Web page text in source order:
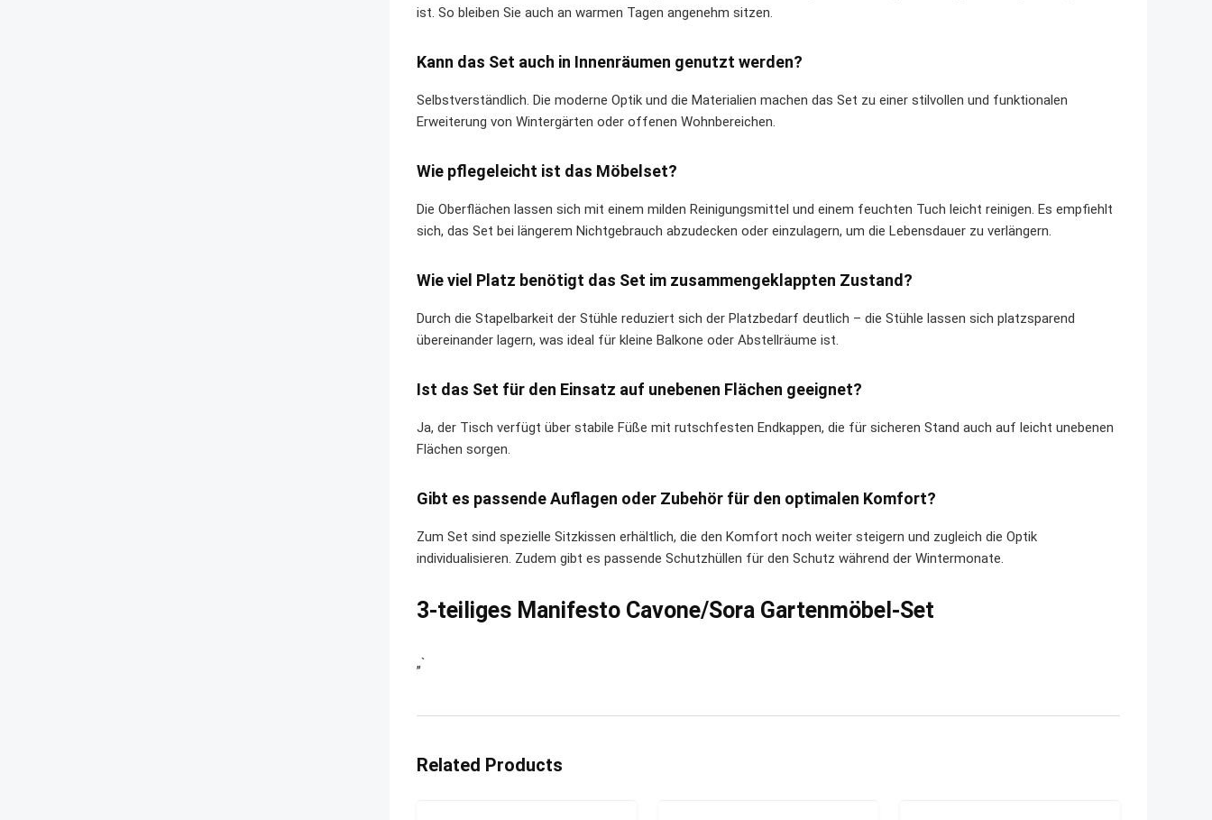
ist. So bleiben Sie auch an warmen Tagen angenehm sitzen.
Kann das Set auch in Innenräumen genutzt werden?
Selbstverständlich. Die moderne Optik und die Materialien machen das Set zu einer stilvollen und funktionalen
Erweiterung von Wintergärten oder offenen Wohnbereichen.
Wie pflegeleicht ist das Möbelset?
Die Oberflächen lassen sich mit einem milden Reinigungsmittel und einem feuchten Tuch leicht reinigen. Es empfiehlt
sich, das Set bei längerem Nichtgebrauch abzudecken oder einzulagern, um die Lebensdauer zu verlängern.
Wie viel Platz benötigt das Set im zusammengeklappten Zustand?
Durch die Stapelbarkeit der Stühle reduziert sich der Platzbedarf deutlich – die Stühle lassen sich platzsparend
übereinander lagern, was ideal für kleine Balkone oder Abstellräume ist.
Ist das Set für den Einsatz auf unebenen Flächen geeignet?
Ja, der Tisch verfügt über stabile Füße mit rutschfesten Endkappen, die für sicheren Stand auch auf leicht unebenen
Flächen sorgen.
Gibt es passende Auflagen oder Zubehör für den optimalen Komfort?
Zum Set sind spezielle Sitzkissen erhältlich, die den Komfort noch weiter steigern und zugleich die Optik
individualisieren. Zudem gibt es passende Schutzhüllen für den Schutz während der Wintermonate.
3-teiliges Manifesto Cavone/Sora Gartenmöbel-Set
„`
Related Products